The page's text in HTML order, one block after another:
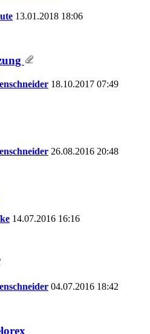
13.01.2018 18:06
18.10.2017 07:49
26.08.2016 20:48
14.07.2016 16:16
04.07.2016 18:42